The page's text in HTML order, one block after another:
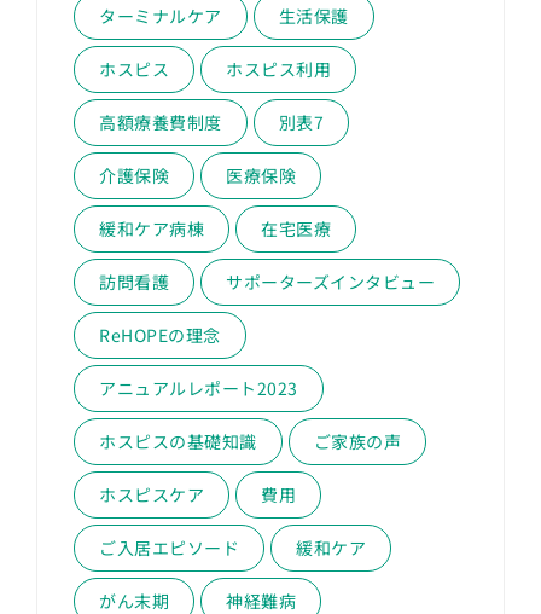
ターミナルケア 生活保護
ホスピス ホスピス利用
高額療養費制度 別表7
介護保険 医療保険
緩和ケア病棟 在宅医療
訪問看護 サポーターズインタビュー
ReHOPEの理念
アニュアルレポート2023
ホスピスの基礎知識 ご家族の声
ホスピスケア 費用
ご入居エピソード 緩和ケア
がん末期 神経難病